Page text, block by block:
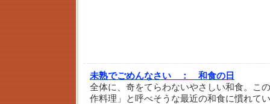
未熟でごめんなさい ：
和食の日
全体に、奇をてらわないやさしい和食。こ
作料理」と呼べそうな最近の和食に慣れて